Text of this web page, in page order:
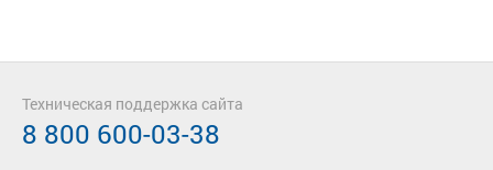
Техническая поддержка сайта
8 800 600-03-38